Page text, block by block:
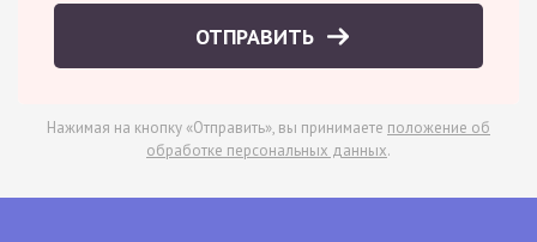
ОТПРАВИТЬ
Нажимая на кнопку «Отправить», вы принимаете положение об
обработке персональных данных.